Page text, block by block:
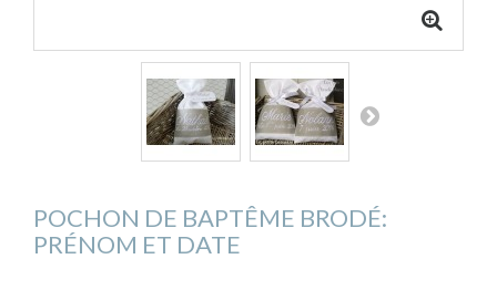
POCHON DE BAPTÊME BRODÉ:
PRÉNOM ET DATE